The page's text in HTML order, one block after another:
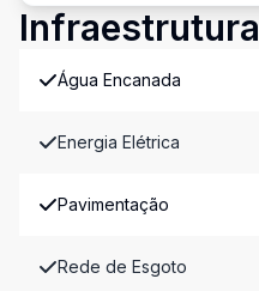
Infraestrutura
Água Encanada
Energia Elétrica
Pavimentação
Rede de Esgoto